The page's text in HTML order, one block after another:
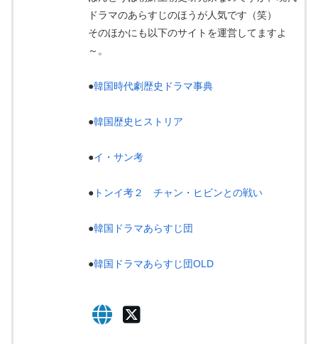
ドラマのあらすじのほうが人気です（笑）
そのほかにも以下のサイトを運営してますよ
～。
●韓国時代劇歴史ドラマ事典
●韓国歴史ヒストリア
●イ・サン考
● トンイ考２ チャン・ヒビンとの戦い
●韓国ドラマあらすじ団
●韓国ドラマあらすじ団OLD